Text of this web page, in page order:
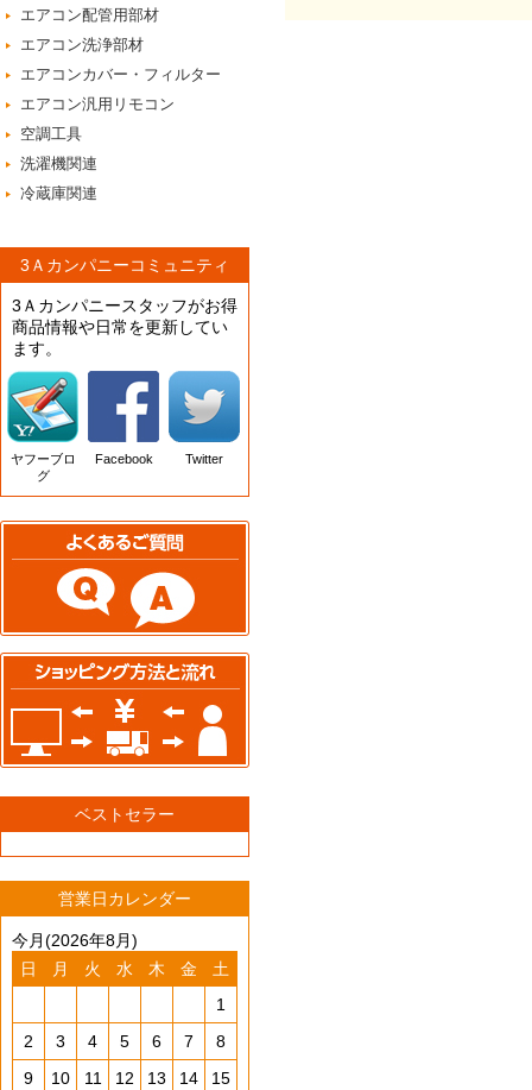
エアコン配管用部材
エアコン洗浄部材
エアコンカバー・フィルター
エアコン汎用リモコン
空調工具
洗濯機関連
冷蔵庫関連
3Ａカンパニーコミュニティ
3Ａカンパニースタッフがお得
商品情報や日常を更新してい
ます。
ヤフーブロ
グ
Facebook Twitter
ベストセラー
営業日カレンダー
今月(2026年8月)
日
月 火 水 木 金
土
1
2
3 4 5 6 7
8
9
10 11 12 13 14
15